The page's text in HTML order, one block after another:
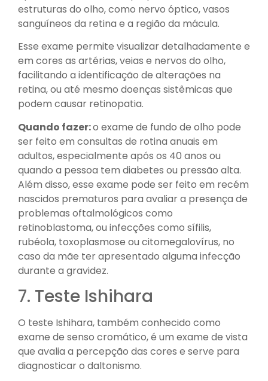
estruturas do olho, como nervo óptico, vasos
sanguíneos da retina e a região da mácula.
Esse exame permite visualizar detalhadamente e
em cores as artérias, veias e nervos do olho,
facilitando a identificação de alterações na
retina, ou até mesmo doenças sistêmicas que
podem causar retinopatia.
Quando fazer:o exame de fundo de olho pode
ser feito em consultas de rotina anuais em
adultos, especialmente após os 40 anos ou
quando a pessoa tem diabetes ou pressão alta.
Além disso, esse exame pode ser feito em recém
nascidos prematuros para avaliar a presença de
problemas oftalmológicos como
retinoblastoma, ou infecções como sífilis,
rubéola, toxoplasmose ou citomegalovírus, no
caso da mãe ter apresentado alguma infecção
durante a gravidez.
7. Teste Ishihara
O teste Ishihara, também conhecido como
exame de senso cromático, é um exame de vista
que avalia a percepção das cores e serve para
diagnosticar o daltonismo.